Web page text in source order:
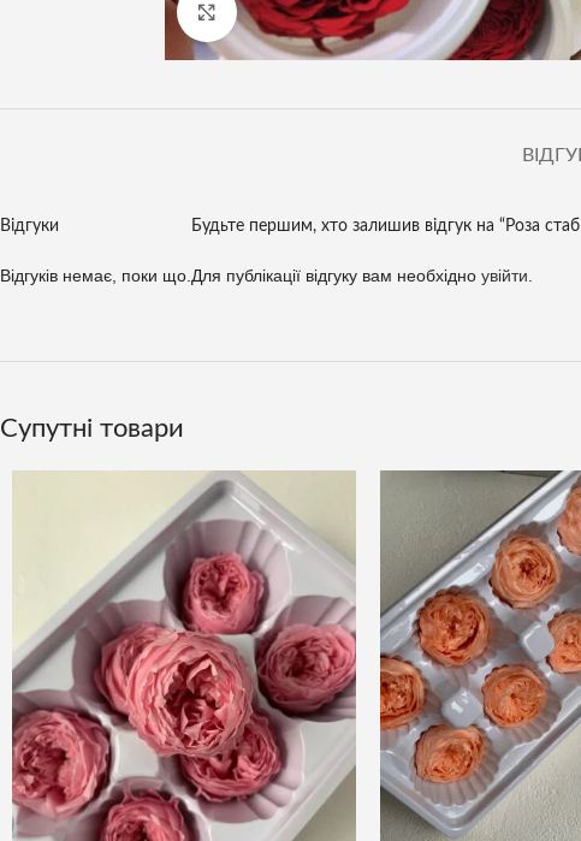
Клацніть, щоб збільшити
Відгуки
Відгуків немає, поки що.
Будьте першим, хто залишив відгук на “Роза
Для публікації відгуку вам необхідно увійти
Супутні товари